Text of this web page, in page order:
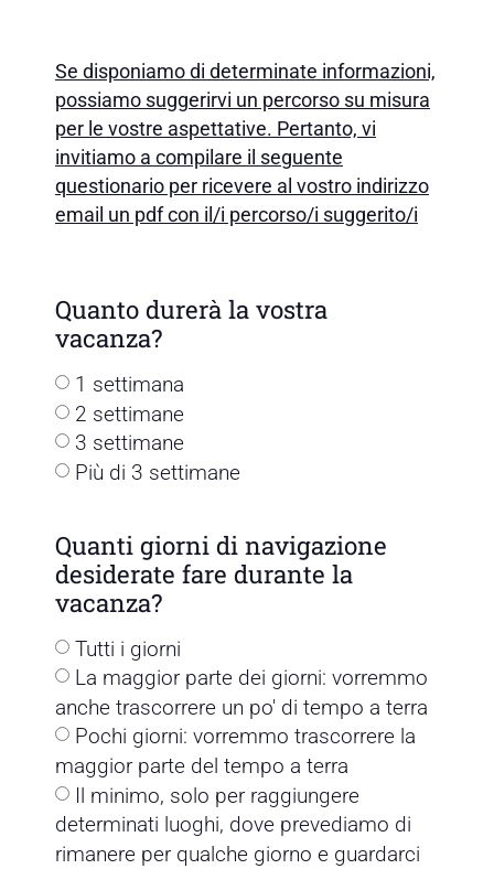
Se disponiamo di determinate informazioni,
possiamo suggerirvi un percorso su misura
per le vostre aspettative. Pertanto, vi
invitiamo a compilare il seguente
questionario per ricevere al vostro indirizzo
email un pdf con il/i percorso/i suggerito/i
Quanto durerà la vostra
vacanza?
1 settimana
2 settimane
3 settimane
Più di 3 settimane
Quanti giorni di navigazione
desiderate fare durante la
vacanza?
Tutti i giorni
La maggior parte dei giorni: vorremmo
anche trascorrere un po' di tempo a terra
Pochi giorni: vorremmo trascorrere la
maggior parte del tempo a terra
Il minimo, solo per raggiungere
determinati luoghi, dove prevediamo di
rimanere per qualche giorno e guardarci